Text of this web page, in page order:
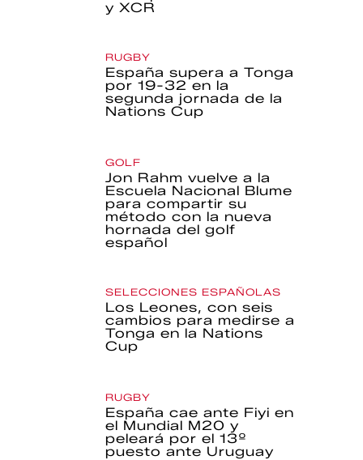
y XCR
RUGBY
España supera a Tonga
por 19-32 en la
segunda jornada de la
Nations Cup
GOLF
Jon Rahm vuelve a la
Escuela Nacional Blume
para compartir su
método con la nueva
hornada del golf
español
SELECCIONES ESPAÑOLAS
Los Leones, con seis
cambios para medirse a
Tonga en la Nations
Cup
RUGBY
España cae ante Fiyi en
el Mundial M20 y
peleará por el 13º
puesto ante Uruguay